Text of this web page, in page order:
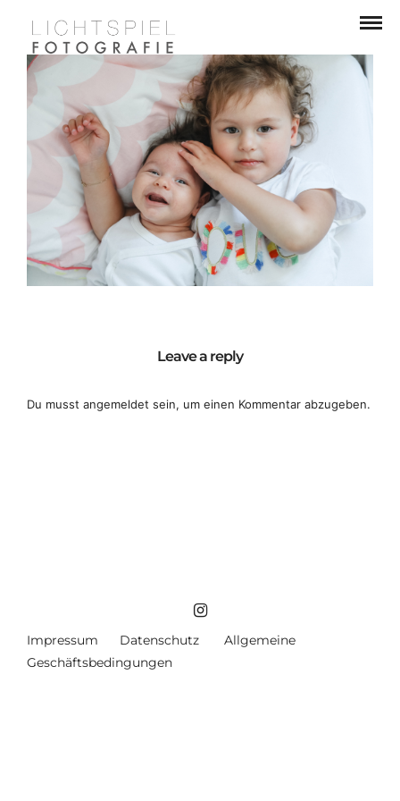
Leave a reply
Du musst angemeldet sein, um einen Kommentar abzugeben.
Impressum Datenschutz
Allgemeine
Geschäftsbedingungen